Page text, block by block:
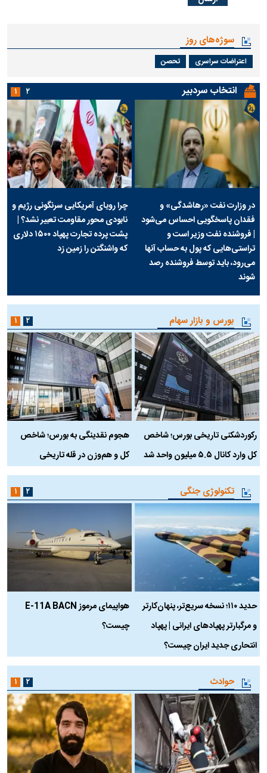
سوژه‌های روز
اعتراضات سراسری تحصن
انتخاب سردبیر
در وزارت نفت «رهاشدگی» و
فقدان پاسخگویی احساس می‌شود
| فروشنده نفت وزیر است و
تراستی‌هایی که پول به حساب آنها
می‌رود، باید توسط فروشنده رصد
شوند
چرا رویای آمریکایی سرنگونی رژیم و
نابودی محور مقاومت تعبیر نشد؟ |
پشت پرده تجارت پهپاد‌ ۱۵۰۰ دلاری
که واشنگتن را زمین زد
۱ ۲
بورس و بازار سهام
رکوردشکنی تاریخی بورس؛ شاخص
کل وارد کانال ۵.۵ میلیون واحد شد
هجوم نقدینگی به بورس؛ شاخص
کل و هم‌وزن در قله تاریخی
۱ ۲
تکنولوژی جنگی
حدید ۱۱۰؛ نسخه سریع‌تر، پنهان‌کارتر
و مرگبارتر پهپادهای ایرانی | پهپاد
انتحاری جدید ایران چیست؟
هواپیمای مرموز E-11A BACN
چیست؟
۱ ۲
حوادث ۱ ۲